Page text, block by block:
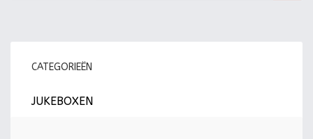
CATEGORIEËN
JUKEBOXEN